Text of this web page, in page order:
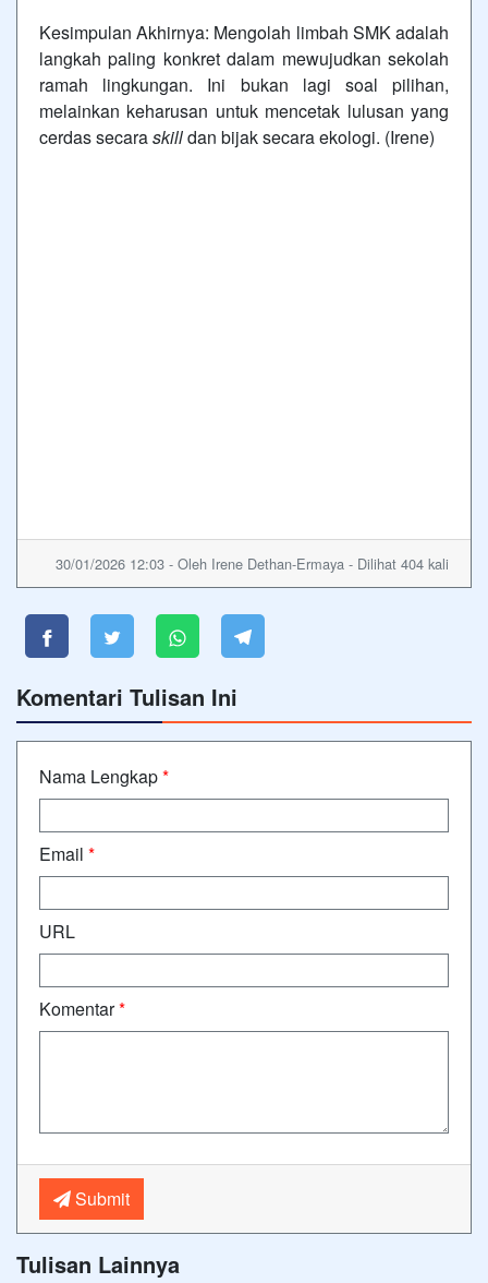
Kesimpulan Akhirnya: Mengolah limbah SMK adalah
langkah paling konkret dalam mewujudkan sekolah
ramah lingkungan. Ini bukan lagi soal pilihan,
melainkan keharusan untuk mencetak lulusan yang
cerdas secaraskilldan bijak secara ekologi. (Irene)
30/01/2026 12:03 - Oleh Irene Dethan-Ermaya - Dilihat 404 kali
Komentari Tulisan Ini
Nama Lengkap*
Email *
URL
Komentar*
Submit
Tulisan Lainnya